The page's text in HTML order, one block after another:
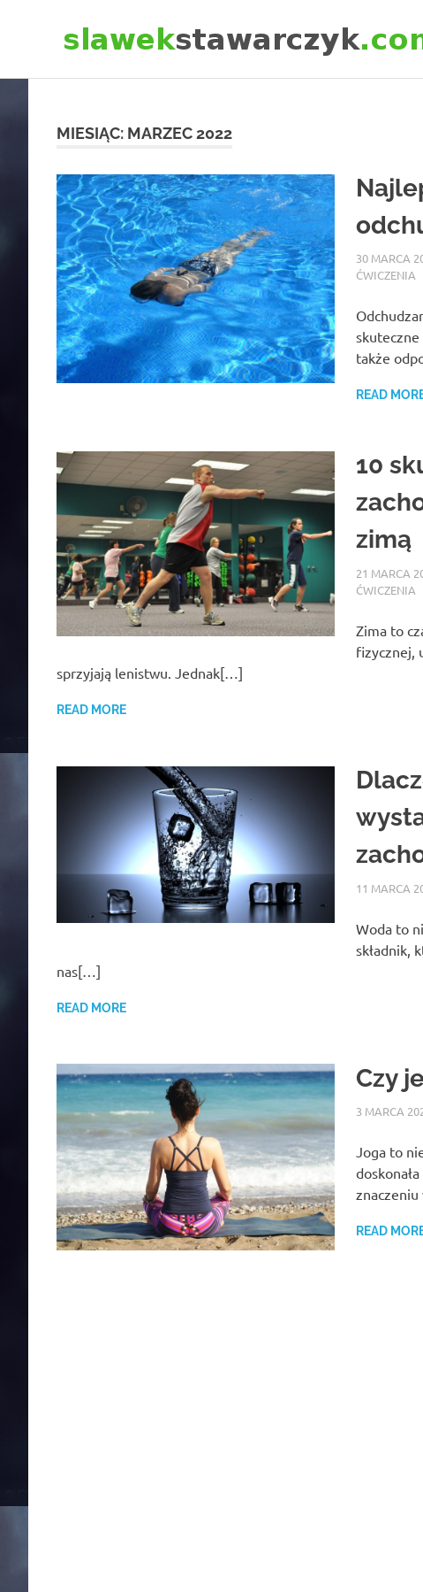
MIESIĄC: MARZEC 2022
30 MARCA
ĆWICZENIA
także
READ
10
zimą
21 MARCA
ĆWICZENIA
Zima to
fizycznej,
sprzyjają lenistwu. Jednak[…]
READ MORE
11 MARCA
Woda to
składnik,
nas[…]
READ MORE
Czy
3 MARCA
Joga to
READ